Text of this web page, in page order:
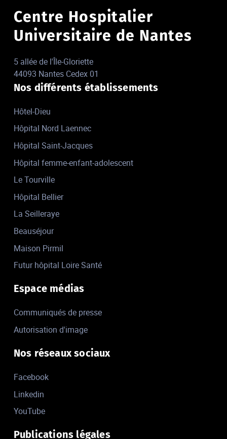
Centre Hospitalier
Universitaire de Nantes
5 allée de l'Île-Gloriette
44093 Nantes Cedex 01
Nos différents établissements
Hôtel-Dieu
Hôpital Nord Laennec
Hôpital Saint-Jacques
Hôpital femme-enfant-adolescent
Le Tourville
Hôpital Bellier
La Seilleraye
Beauséjour
Maison Pirmil
Futur hôpital Loire Santé
Espace médias
Communiqués de presse
Autorisation d'image
Nos réseaux sociaux
Facebook
Linkedin
YouTube
Publications légales